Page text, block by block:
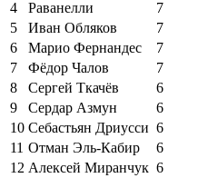
4
Раванелли
7
5
Иван Обляков
7
6
Марио Фернандес
7
7
Фёдор Чалов
7
8
Сергей Ткачёв
6
9
Сердар Азмун
6
10 Себастьян Дриусси 6
11 Отман Эль-Кабир
6
12 Алексей Миранчук 6